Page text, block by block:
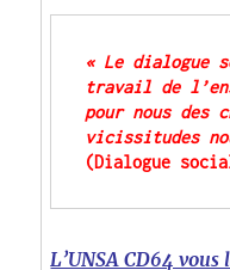
« Le dialogue
travail de
pour nous des
vicissitudes
(Dialogue
L’UNSA CD64